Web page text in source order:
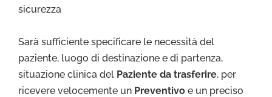
sicurezza
Sarà sufficiente specificare le necessità del
paziente, luogo di destinazione e di partenza,
situazione clinica del Paziente da trasferire, per
ricevere velocemente un Preventivo e un preciso